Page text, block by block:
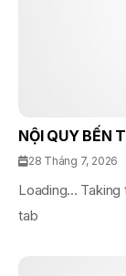
NỘI QUY BẾN
28 Tháng 7, 2026
Loading...
tab